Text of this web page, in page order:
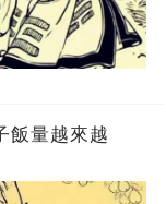
飯量越來越